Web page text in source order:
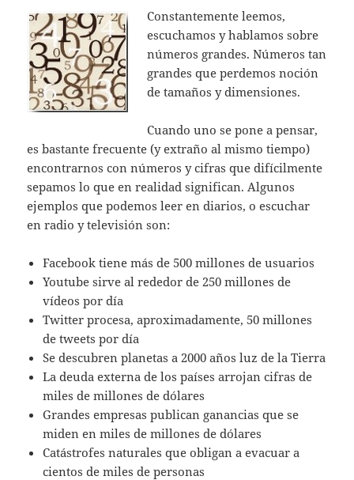
Constantemente leemos,
escuchamos y hablamos sobre
números grandes. Números tan
grandes que perdemos noción
de tamaños y dimensiones.
Cuando uno se pone a pensar,
es bastante frecuente (y extraño al mismo tiempo)
encontrarnos con números y cifras que difícilmente
sepamos lo que en realidad significan. Algunos
ejemplos que podemos leer en diarios, o escuchar
en radio y televisión son:
Facebook tiene más de 500 millones de usuarios
Youtube sirve al rededor de 250 millones de
vídeos por día
Twitter procesa, aproximadamente, 50 millones
de tweets por día
Se descubren planetas a 2000 años luz de la Tierra
La deuda externa de los países arrojan cifras de
miles de millones de dólares
Grandes empresas publican ganancias que se
miden en miles de millones de dólares
Catástrofes naturales que obligan a evacuar a
cientos de miles de personas